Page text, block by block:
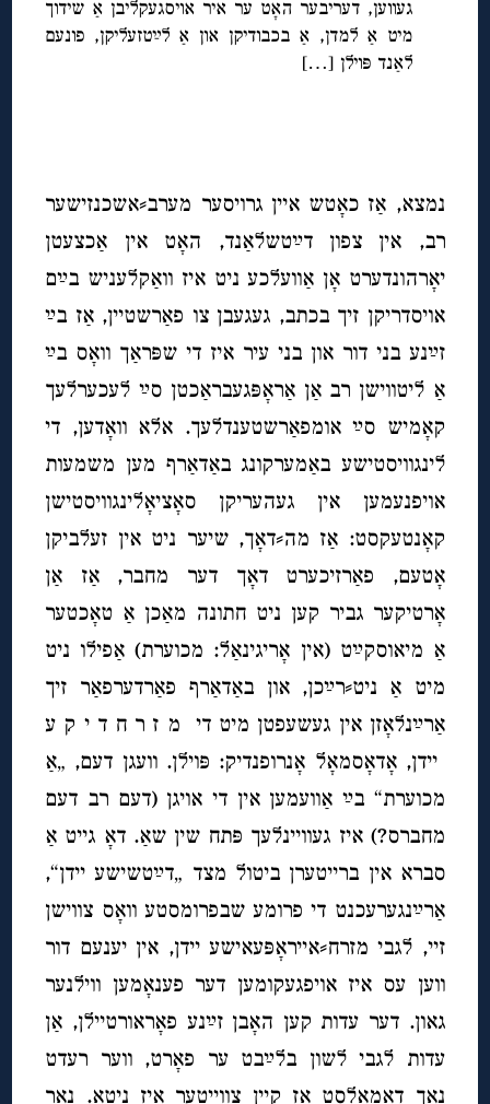
געווען, דעריבער האָט ער איר אויסגעקליבן אַ שידוך
מיט אַ למדן, אַ בכבודיקן און אַ לײַטזעליקן, פונעם
לאַנד פּוילן […]
נמצא, אַז כאָטש איין גרויסער מערב⸗אשכנזישער
רב, אין צפון דײַטשלאַנד, האָט אין אַכצעטן
יאָרהונדערט אָן אַוועלכע ניט איז וואַקלעניש בײַם
אויסדריקן זיך בכתב, געגעבן צו פאַרשטיין, אַז בײַ
זײַנע בני דור און בני עיר איז די שפּראַך וואָס בײַ
אַ ליטווישן רב אַן אַראָפּגעבראַכטן סײַ לעכערלעך
קאָמיש סײַ אומפאַרשטענדלעך. אלא וואָדען, די
לינגוויסטישע באַמערקונג באַדאַרף מען משמעות
אויפנעמען אין געהעריקן סאָציאָלינגוויסטישן
קאָנטעקסט: אַז מה⸗דאָך, שיער ניט אין זעלביקן
אָטעם, פאַרזיכערט דאָך דער מחבר, אַז אַן
אָרטיקער גביר קען ניט חתונה מאַכן אַ טאָכטער
אַ מיאוסקײַט (אין אָריגינאַל: מכוערת) אַפילו ניט
מיט אַ ניט⸗רײַכן, און באַדאַרף פאַרדערפאַר זיך
אַרײַנלאָזן אין געשעפטן מיט די מ ז ר ח ד י ק ע
יידן, אָדאָסמאָל אָנרופנדיק: פּוילן. וועגן דעם, „אַ
מכוערת“ בײַ אַוועמען אין די אויגן (דעם רב דעם
מחברס?) איז געוויינלעך פּתח שין שאַ. דאָ גייט אַ
סברא אין ברייטערן ביטול מצד „דײַטשישע יידן“,
אַרײַנגערעכנט די פרומע שבפרומסטע וואָס צווישן
זיי, לגבי מזרח⸗אייראָפּעאישע יידן, אין יענעם דור
ווען עס איז אויפגעקומען דער פענאָמען ווילנער
גאון. דער עדות קען האָבן זײַנע פאָראורטיילן, אַן
עדות לגבי לשון בלײַבט ער פאָרט, ווער רעדט
נאָך דאַמאָלסט אַז קיין צווייטער איז ניטאָ. נאָר